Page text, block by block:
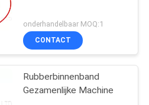
onderhandelbaar MOQ:1
CONTACT
Rubberbinnenband
Gezamenlijke Machine